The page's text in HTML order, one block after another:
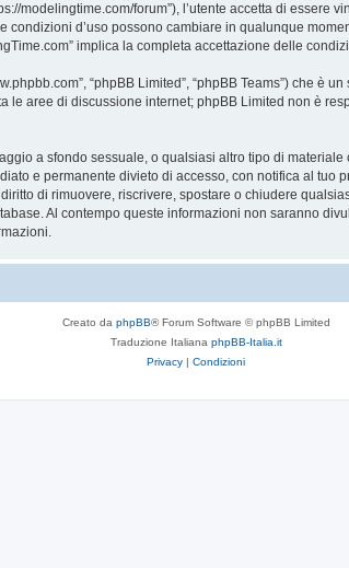
modelingtime.com/forum”), l’utente accetta di
condizioni d’uso possono cambiare in qualunque
implica la completa accettazione delle
“phpBB Limited”, “phpBB Teams”) che è
le aree di discussione internet; phpBB Limited non è
a sfondo sessuale, o qualsiasi altro tipo di
e permanente divieto di accesso, con notifica al
di rimuovere, riscrivere, spostare o chiudere
Al contempo queste informazioni non saranno
Creato da phpBB® Forum Software © phpBB Limited
Traduzione Italiana phpBB-Italia.it
Privacy | Condizioni